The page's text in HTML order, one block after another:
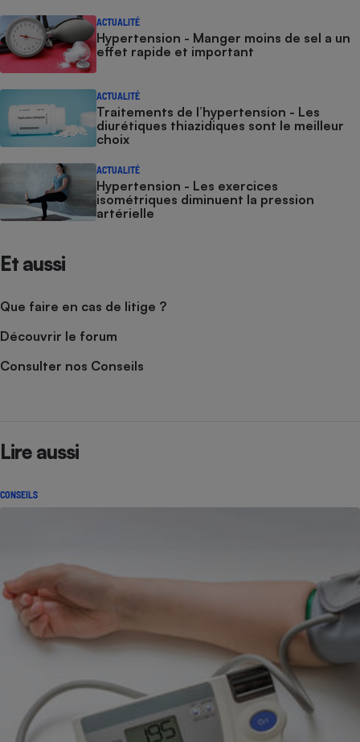
ACTUALITÉ
Hypertension - Manger moins de sel a un
effet rapide et important
ACTUALITÉ
Traitements de l’hypertension - Les
diurétiques thiazidiques sont le meilleur
choix
ACTUALITÉ
Hypertension - Les exercices
isométriques diminuent la pression
artérielle
Et aussi
Que faire en cas de litige ?
Découvrir le forum
Consulter nos Conseils
Lire aussi
CONSEILS